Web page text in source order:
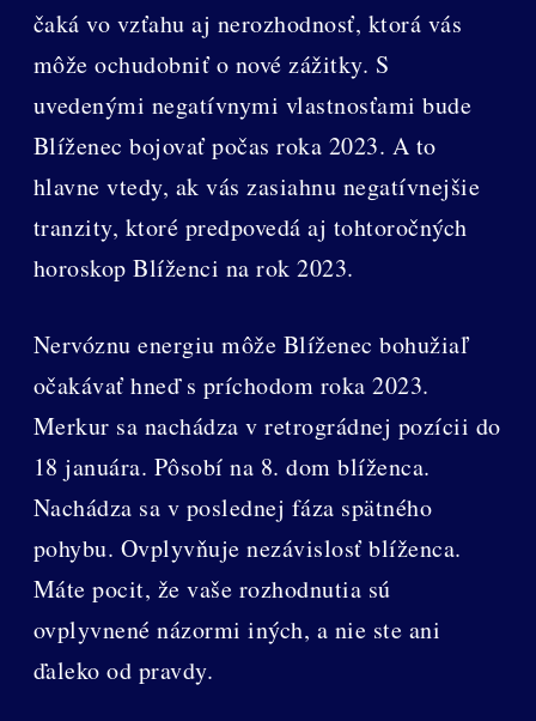
čaká vo vzťahu aj nerozhodnosť, ktorá vás
môže ochudobniť o nové zážitky. S
uvedenými negatívnymi vlastnosťami bude
Blíženec bojovať počas roka 2023. A to
hlavne vtedy, ak vás zasiahnu negatívnejšie
tranzity, ktoré predpovedá aj tohtoročných
horoskop Blíženci na rok 2023.
Nervóznu energiu môže Blíženec bohužiaľ
očakávať hneď s príchodom roka 2023.
Merkur sa nachádza v retrográdnej pozícii do
18 januára. Pôsobí na 8. dom blíženca.
Nachádza sa v poslednej fáza spätného
pohybu. Ovplyvňuje nezávislosť blíženca.
Máte pocit, že vaše rozhodnutia sú
ovplyvnené názormi iných, a nie ste ani
ďaleko od pravdy.